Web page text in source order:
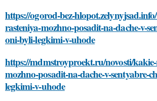
https://ogorod-bez-
rasteniya-mozhno-posadit-na-dache-v-
oni-byli-legkimi-v-uhode
https://mdmstroyproekt.ru/novosti/
mozhno-posadit-na-dache-v-sentyabre-
legkimi-v-uhode